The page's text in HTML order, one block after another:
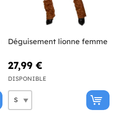
Déguisement lionne femme
27,99 €
DISPONIBLE